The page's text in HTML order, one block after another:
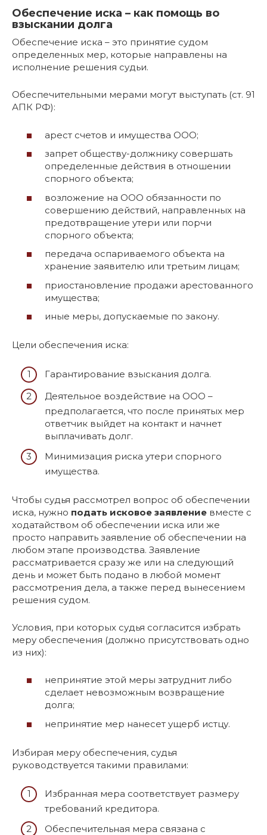
Обеспечение иска – как помощь во
взыскании долга
Обеспечение иска – это принятие судом
определенных мер, которые направлены на
исполнение решения судьи.
Обеспечительными мерами могут выступать (ст. 91
АПК РФ):
арест счетов и имущества ООО;
запрет обществу-должнику совершать
определенные действия в отношении
спорного объекта;
возложение на ООО обязанности по
совершению действий, направленных на
предотвращение утери или порчи
спорного объекта;
передача оспариваемого объекта на
хранение заявителю или третьим лицам;
приостановление продажи арестованного
имущества;
иные меры, допускаемые по закону.
Цели обеспечения иска:
Гарантирование взыскания долга.
Деятельное воздействие на ООО –
предполагается, что после принятых мер
ответчик выйдет на контакт и начнет
выплачивать долг.
Минимизация риска утери спорного
имущества.
Чтобы судья рассмотрел вопрос об обеспечении
иска, нужно подать исковое заявление вместе с
ходатайством об обеспечении иска или же
просто направить заявление об обеспечении на
любом этапе производства. Заявление
рассматривается сразу же или на следующий
день и может быть подано в любой момент
рассмотрения дела, а также перед вынесением
решения судом.
Условия, при которых судья согласится избрать
меру обеспечения (должно присутствовать одно
из них):
непринятие этой меры затруднит либо
сделает невозможным возвращение
долга;
непринятие мер нанесет ущерб истцу.
Избирая меру обеспечения, судья
руководствуется такими правилами:
Избранная мера соответствует размеру
требований кредитора.
Обеспечительная мера связана с